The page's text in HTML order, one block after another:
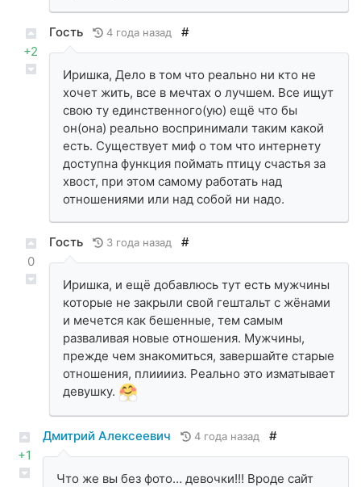
+2
Гость 4 года назад #
Иришка, Дело в том что реально ни кто не
хочет жить, все в мечтах о лучшем. Все ищут
свою ту единственного(ую) ещё что бы
он(она) реально воспринимали таким какой
есть. Существует миф о том что интернету
доступна функция поймать птицу счастья за
хвост, при этом самому работать над
отношениями или над собой ни надо.
0
Гость 3 года назад #
Иришка, и ещё добавлюсь тут есть мужчины
которые не закрыли свой гештальт с жёнами
и мечется как бешенные, тем самым
разваливая новые отношения. Мужчины,
прежде чем знакомиться, завершайте старые
отношения, плииииз. Реально это изматывает
девушку.
+1
Дмитрий Алексеевич 4 года назад #
Что же вы без фото… девочки!!! Вроде сайт